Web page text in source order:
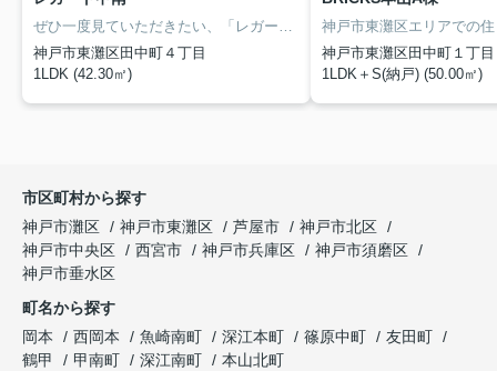
ぜひ一度見ていただきたい、「レガート甲南」です。徒歩2分の距離に神戸市立本山南中学校があるのも魅力。この物件は月12.5万円と、グレードの高い物件となっております。この物件は、駅まで徒歩12分に立地しています。神戸市東灘区にお引越しする予定の方は東海道本線摂津本山周辺の住まい情報もご覧になってみてはいかがですか。078-846-3833、info@1plus.pwにご連絡ください。
神戸市東灘区田中町４丁目
1LDK (42.30㎡)
神戸市東灘区田中町１丁目
1LDK＋S(納戸) (50.00㎡)
市区町村から探す
神戸市灘区
神戸市東灘区 芦屋市
神戸市北区
神戸市中央区
西宮市 神戸市兵庫区
神戸市須磨区
神戸市垂水区
町名から探す
岡本
西岡本 魚崎南町 深江本町 篠原中町
友田町
鶴甲
甲南町 深江南町
本山北町